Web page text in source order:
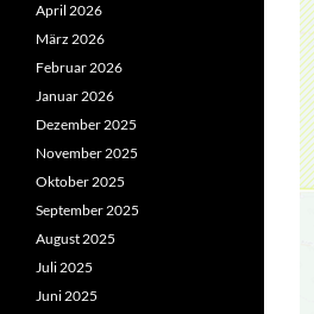
April 2026
März 2026
Februar 2026
Januar 2026
Dezember 2025
November 2025
Oktober 2025
September 2025
August 2025
Juli 2025
Juni 2025